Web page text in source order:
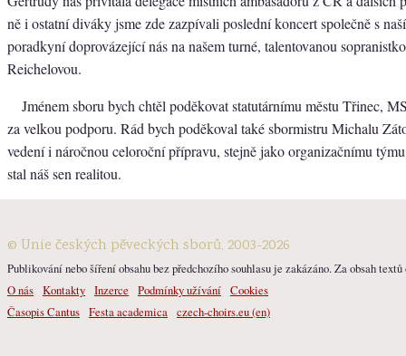
ně i ostatní diváky jsme zde zazpívali poslední koncert společně s
poradkyní doprovázející nás na našem turné, talentovanou
Reichelovou.
Jménem sboru bych chtěl poděkovat statutárnímu městu Třinec,
za velkou podporu. Rád bych poděkoval také sbormistru Michalu
vedení i náročnou celoroční přípravu, stejně jako organizačnímu
stal náš sen realitou.
© Unie českých pěveckých sborů, 2003-2026
Publikování nebo šíření obsahu bez předchozího souhlasu je zakázáno. Za obsah
O nás Kontakty Inzerce Podmínky užívání Cookies
Časopis Cantus Festa academica czech-choirs.eu (en)